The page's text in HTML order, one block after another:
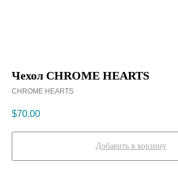
Чехол CHROME HEARTS
CHROME HEARTS
$70.00
Добавить в корзину